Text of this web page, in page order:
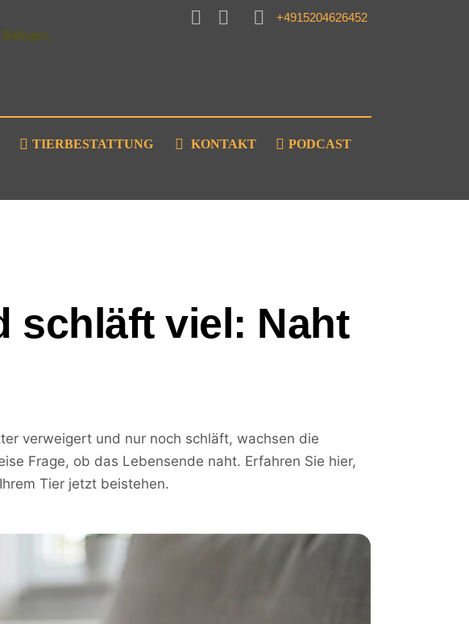
+4915204626452
TIERBESTATTUNG KONTAKT PODCAST
schläft viel: Naht
verweigert und nur noch schläft, wachsen die
Frage, ob das Lebensende naht. Erfahren Sie hier,
Tier jetzt beistehen.